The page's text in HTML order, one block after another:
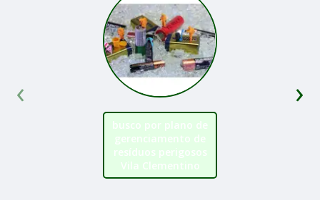
busco por plano de
gerenciamento de
resíduos perigosos
Vila Clementino
‹ ›